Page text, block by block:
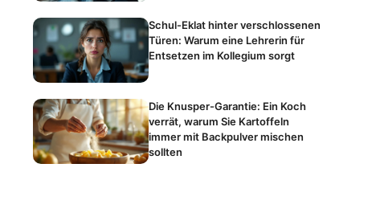
Schul-Eklat hinter verschlossenen
Türen: Warum eine Lehrerin für
Entsetzen im Kollegium sorgt
Die Knusper-Garantie: Ein Koch
verrät, warum Sie Kartoffeln
immer mit Backpulver mischen
sollten